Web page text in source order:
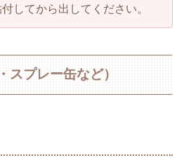
してから出してください。
スプレー缶など）